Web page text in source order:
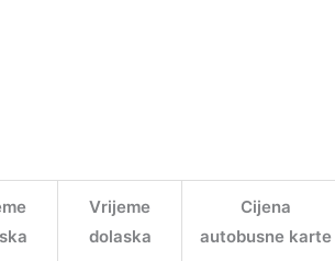
Vrijeme
dolaska
Cijena
autobusne karte